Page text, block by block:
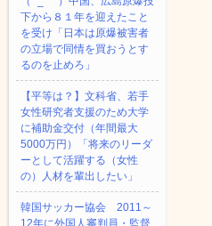
下から８１年を迎えたこと
を受け「日本は原爆被害者
の立場で同情を買おうとす
るのを止めろ」
【平等は？】文科省、若手
女性研究者支援のため大学
に補助金交付（年間最大
5000万円）「将来のリーダ
ーとして活躍する（女性
の）人材を輩出したい」
韓国サッカー協会 2011～
12年に外国人審判員・監督